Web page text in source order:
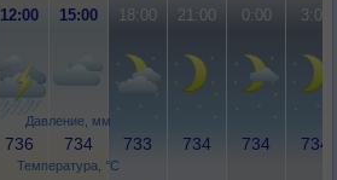
Давление, мм
Температура, °C
12:00 15:00 18:00 21:00 0:00 3:00
736 734 733 734 734 734